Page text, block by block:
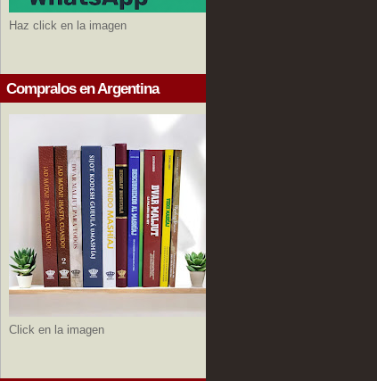
Haz click en la imagen
Compralos en Argentina
Click en la imagen